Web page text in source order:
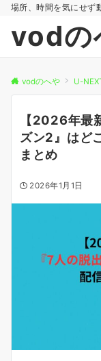
場所、時間を気にせず
vodの
vodのへや U-
【2026年最
ズン2』はど
まとめ
2026年1月1日